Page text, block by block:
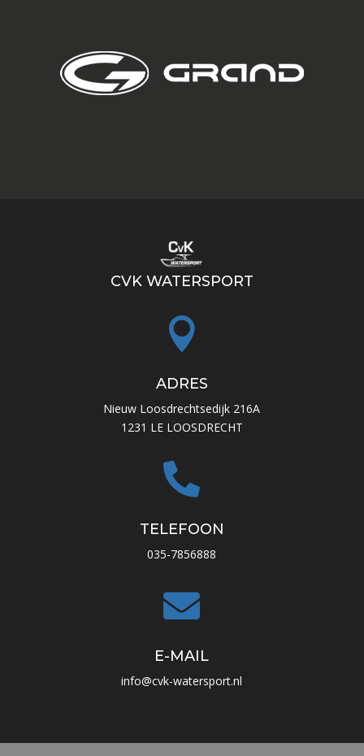
CVK WATERSPORT

ADRES
Nieuw Loosdrechtsedijk 216A
1231 LE LOOSDRECHT

TELEFOON
035-7856888

E-MAIL
info@cvk-watersport.nl